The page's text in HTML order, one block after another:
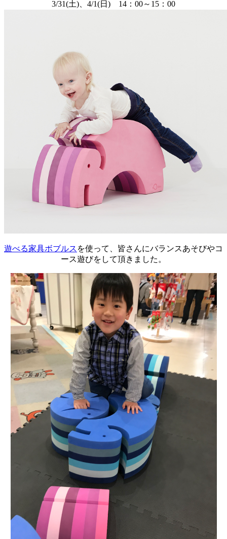
3/31(土)、4/1(日) 14：00～15：00
遊べる家具ボブルス を使って、皆さんにバランスあそびやコ
ース遊びをして頂きました。